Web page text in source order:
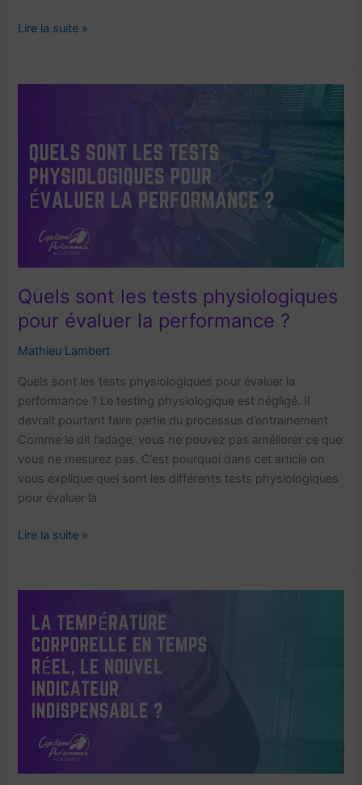
Qu’est
la
VO2
Lire la suite »
Quels sont les tests physiologiques
pour évaluer la performance ?
Mathieu Lambert
Quels sont les tests physiologiques pour évaluer la
performance ? Le testing physiologique est négligé. Il
devrait pourtant faire partie du processus d’entrainement.
Comme le dit l’adage, vous ne pouvez pas améliorer ce que
vous ne mesurez pas. C’est pourquoi dans cet article on
vous explique quel sont les différents tests physiologiques
pour évaluer la
Quels
tests
physiologiques
pour
évaluer
performance
Lire la suite »